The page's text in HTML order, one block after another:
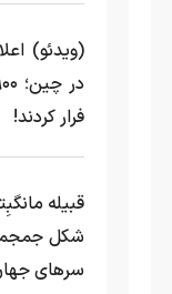
(ویدئو)
فرار کردند!
قبیله
شکل جمجمه
سرهای